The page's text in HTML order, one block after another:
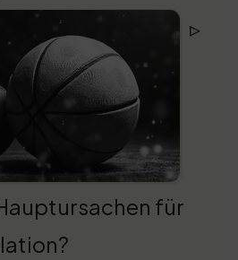
▹
für